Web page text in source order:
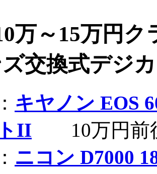
万～15万円ク
交換式デジ
キヤノン EOS
II 10万円前
ニコン D7000